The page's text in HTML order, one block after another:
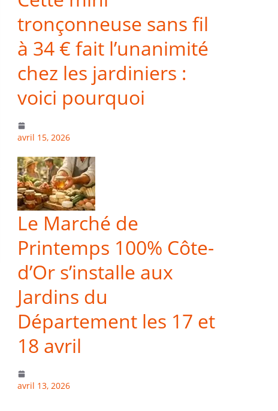
tronçonneuse sans fil
à 34 € fait l’unanimité
chez les jardiniers :
voici pourquoi
avril 15, 2026
Le Marché de
Printemps 100% Côte-
d’Or s’installe aux
Jardins du
Département les 17 et
18 avril
avril 13, 2026